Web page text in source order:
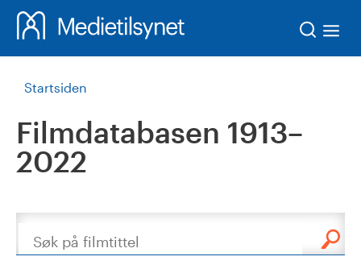
Startsiden
Filmdatabasen 1913–
2022
Søk